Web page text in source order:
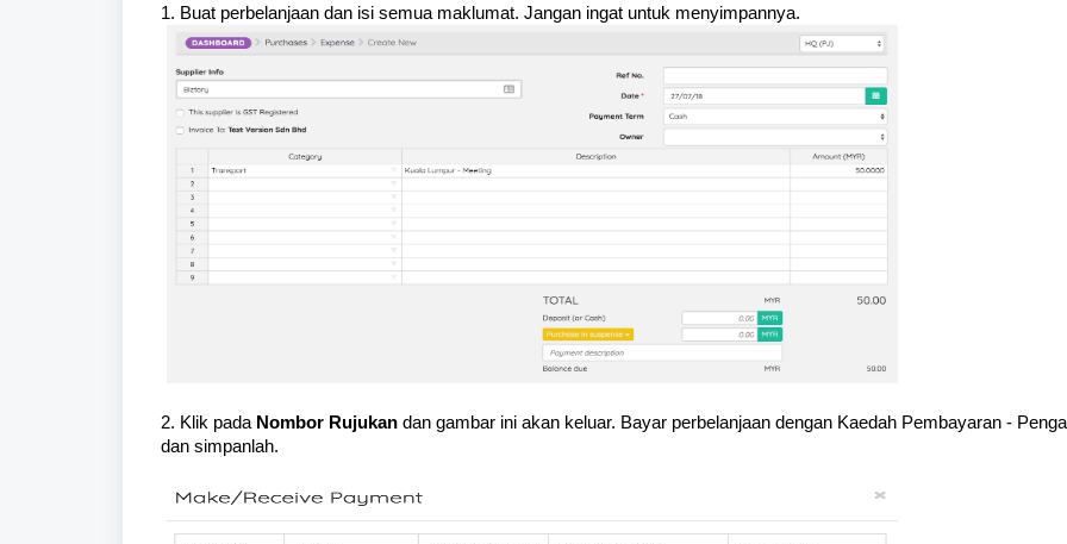
1. Buat perbelanjaan dan isi semua maklumat. Jangan ingat untuk menyimpannya.
2. Klik pada Nombor Rujukan dan gambar ini akan keluar. Bayar perbelanjaan dengan Kaedah Pembayaran -
dan simpanlah.